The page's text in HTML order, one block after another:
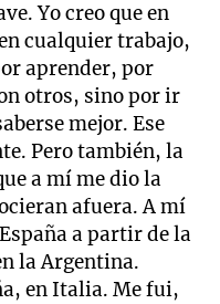
Yo creo que en
cualquier trabajo,
aprender, por
otros, sino por ir
mejor. Ese
Pero también, la
a mí me dio la
afuera. A mí
a partir de la
la Argentina.
en Italia. Me fui,